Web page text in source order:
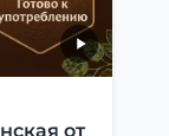
от